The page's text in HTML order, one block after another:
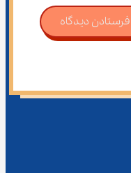
فرستادن دیدگاه